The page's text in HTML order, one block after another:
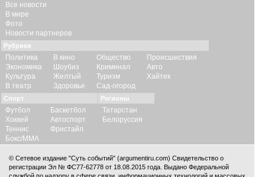
Все новости
В мире
Фото
Новости партнеров
Рубрики
Политика
Экономика
Культура
В театр
В кино
Шоубиз
Желтый
Здоровье
Общество
Криминал
Туризм
Сад-огород
Происшествия
Авто
Хайтек
Спорт
Футбол
Хоккей
Теннис
Бокс/ММА
Баскетбол
Автоспорт
Фристайл
Регионы
Татарстан
Белоруссия
© Сетевое издание "Суть событий" (argumentiru.com) Свидетельство о
регистрации Эл № ФС77-62778 от 18.08.2015 года. Выдано Федеральной